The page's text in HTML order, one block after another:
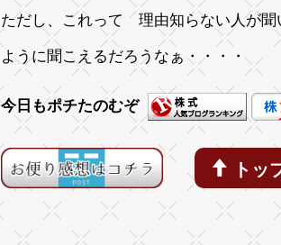
ただし、これって 理由知らない人が
ように聞こえるだろうなぁ・・・・
今日もポチたのむぞ
トッ